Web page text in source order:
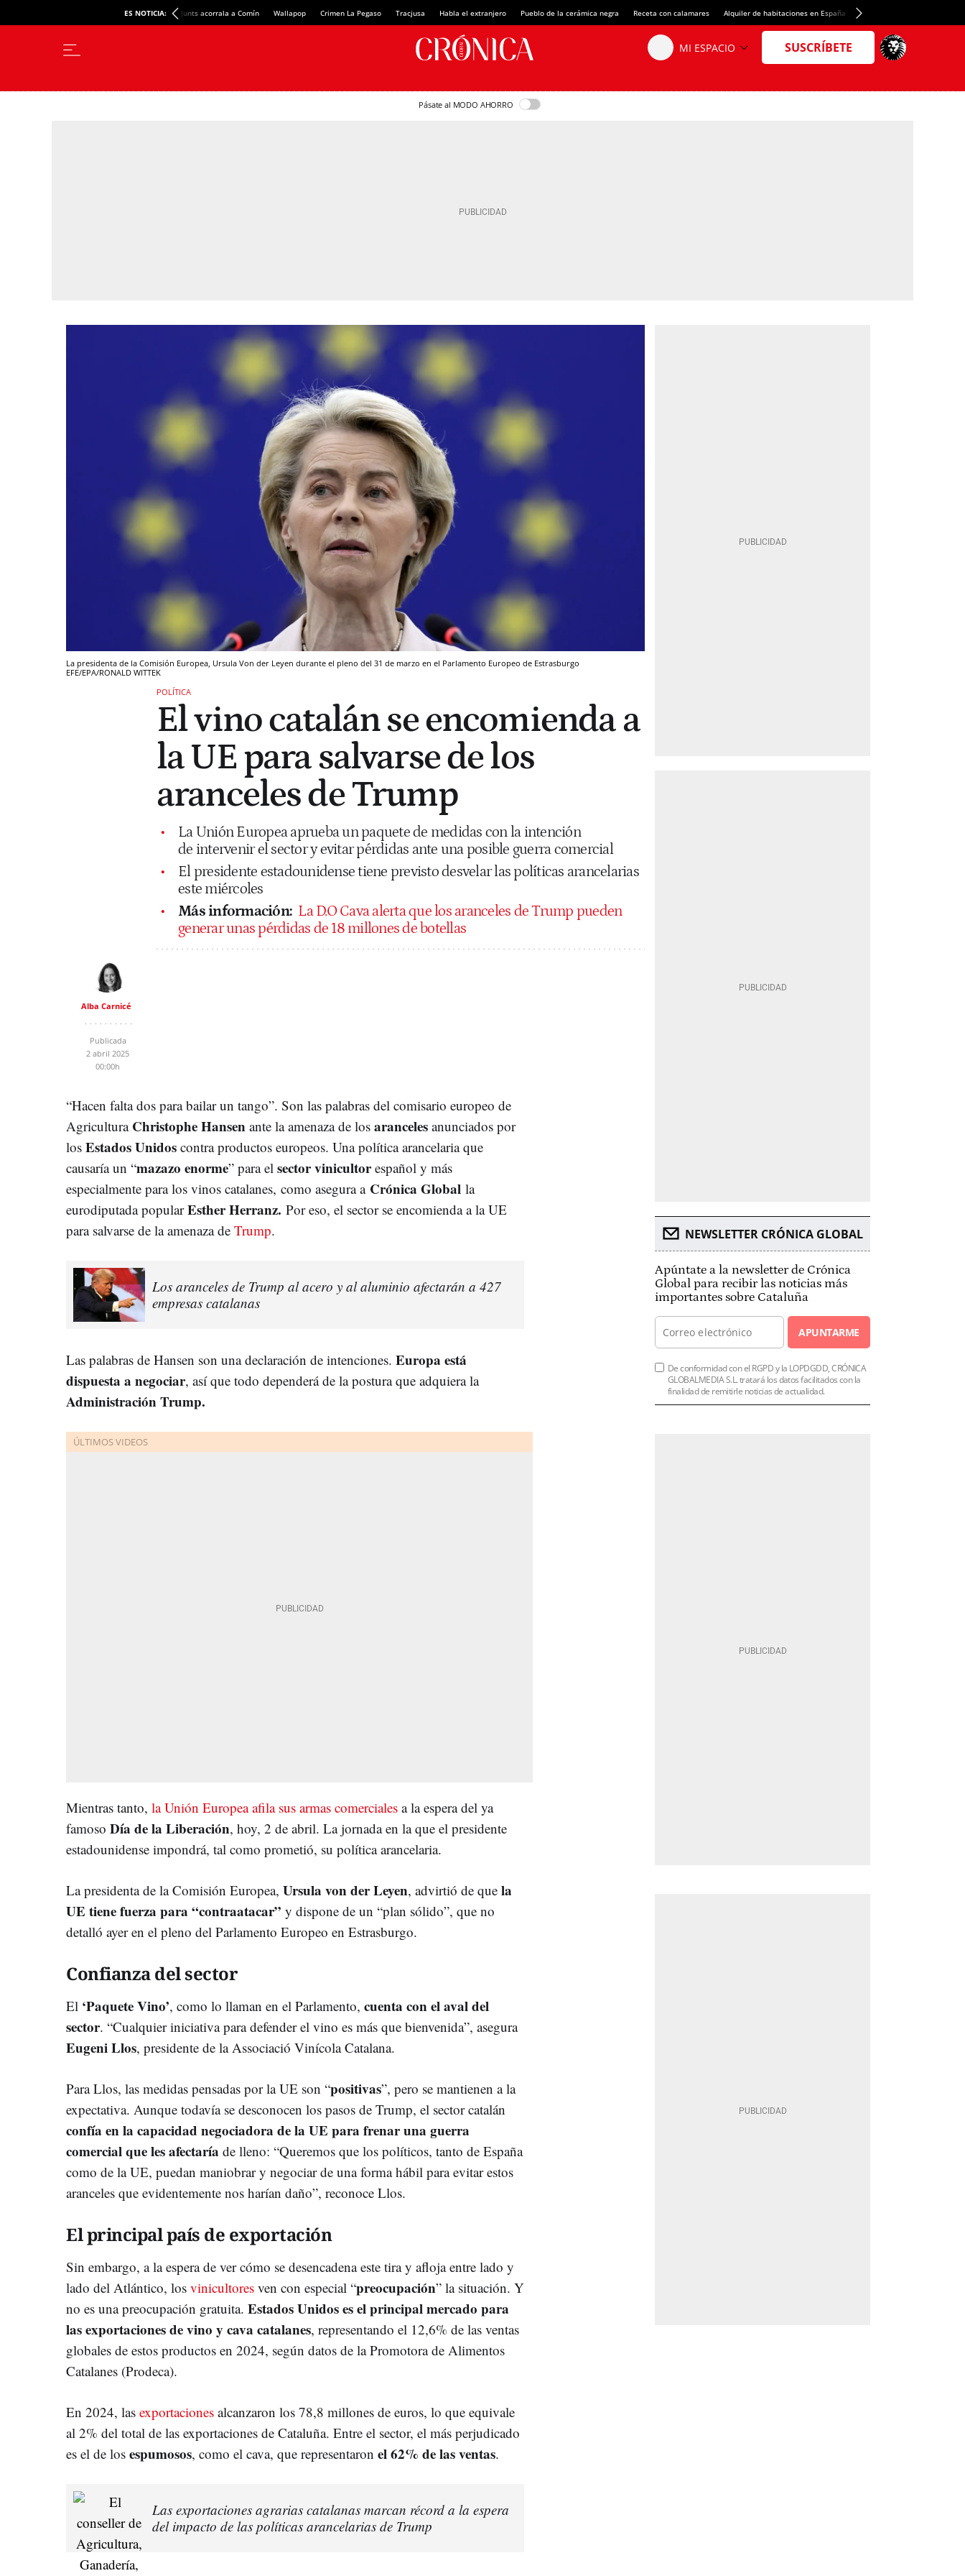
ES NOTICIA: Junts acorrala a Comín Wallapop Crimen La Pegaso Tracjusa Habla el extranjero Pueblo de la cerámica negra Receta con calamares Alquiler de habitaciones en España Crédito del Spotify Camp Nou
Pásate al MODO AHORRO
La presidenta de la Comisión Europea, Ursula Von der Leyen durante el pleno del 31 de marzo en el Parlamento Europeo de Estrasburgo
EFE/EPA/RONALD WITTEK
POLÍTICA
El vino catalán se encomienda a
la UE para salvarse de los
aranceles de Trump
La Unión Europea aprueba un paquete de medidas con la intención
de intervenir el sector y evitar pérdidas ante una posible guerra comercial
El presidente estadounidense tiene previsto desvelar las políticas arancelarias
este miércoles
Más información: La D.O Cava alerta que los aranceles de Trump pueden
generar unas pérdidas de 18 millones de botellas
Alba Carnicé
Publicada
2 abril 2025
00:00h
“Hacen falta dos para bailar un tango”. Son las palabras del comisario europeo de
Agricultura Christophe Hansen ante la amenaza de los aranceles anunciados por
los Estados Unidos contra productos europeos. Una política arancelaria que
causaría un “mazazo enorme” para el sector vinicultorespañol y más
especialmente para los vinos catalanes, como asegura a Crónica Global la
eurodiputada popularEsther Herranz. Por eso, el sector se encomienda a la UE
para salvarse de la amenaza de Trump.
Los aranceles de Trump al acero y al aluminio afectarán a 427
empresas catalanas
Las palabras de Hansen son una declaración de intenciones. Europa está
dispuesta a negociar, así que todo dependerá de la postura que adquiera la
Administración Trump.
Mientras tanto, la Unión Europea afila sus armas comerciales a la espera del ya
famoso Día de la Liberación, hoy, 2 de abril. La jornada en la que el presidente
estadounidense impondrá, tal como prometió, su política arancelaria.
La presidenta de la Comisión Europea, Ursula von der Leyen, advirtió de que la
UE tiene fuerza para “contraatacar” y dispone de un “plan sólido”, que no
detalló ayer en el pleno del Parlamento Europeo en Estrasburgo.
Confianza del sector
El ‘Paquete Vino’, como lo llaman en el Parlamento, cuenta con el aval del
sector. “Cualquier iniciativa para defender el vino es más que bienvenida”, asegura
Eugeni Llos, presidente de la Associació Vinícola Catalana.
Para Llos, las medidas pensadas por la UE son “positivas”, pero se mantienen a la
expectativa. Aunque todavía se desconocen los pasos de Trump, el sector catalán
confía en la capacidad negociadora de la UE para frenar una guerra
comercial que les afectaría de lleno: “Queremos que los políticos, tanto de España
como de la UE, puedan maniobrar y negociar de una forma hábil para evitar estos
aranceles que evidentemente nos harían daño”, reconoce Llos.
El principal país de exportación
Sin embargo, a la espera de ver cómo se desencadena este tira y afloja entre lado y
lado del Atlántico, los vinicultores ven con especial “preocupación” la situación. Y
no es una preocupación gratuita. Estados Unidos es el principal mercado para
las exportaciones de vino y cava catalanes, representando el 12,6% de las ventas
globales de estos productos en 2024, según datos de la Promotora de Alimentos
Catalanes (Prodeca).
En 2024, las exportaciones alcanzaron los 78,8 millones de euros, lo que equivale
al 2% del total de las exportaciones de Cataluña. Entre el sector, el más perjudicado
es el de los espumosos, como el cava, que representaron el 62% de las ventas.
Las exportaciones agrarias catalanas marcan récord a la espera
del impacto de las políticas arancelarias de Trump
NEWSLETTER CRÓNICA GLOBAL
Apúntate a la newsletter de Crónica
Global para recibir las noticias más
importantes sobre Cataluña
APUNTARME
De conformidad con el RGPD y la LOPDGDD, CRÓNICA
GLOBALMEDIA S.L. tratará los datos facilitados con la
finalidad de remitirle noticias de actualidad.